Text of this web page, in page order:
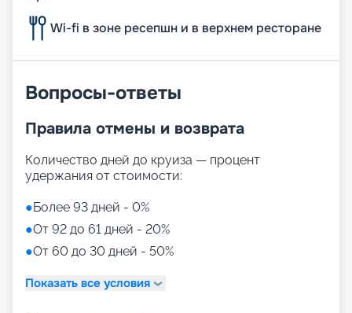
Wi-fi в зоне ресепшн и в верхнем ресторане
Вопросы-ответы
Правила отмены и возврата
Количество дней до круиза — процент
удержания от стоимости:
●Более 93 дней - 0%
●От 92 до 61 дней - 20%
●От 60 до 30 дней - 50%
Показать все условия